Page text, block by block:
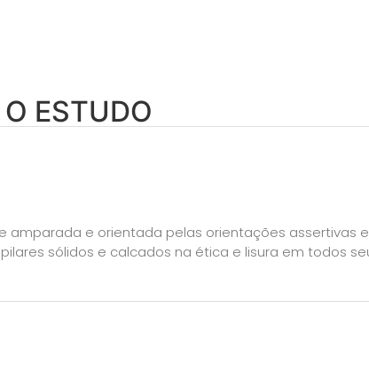
ESTUDO
e orientada pelas orientações assertivas
sólidos e calcados na ética e lisura em todos